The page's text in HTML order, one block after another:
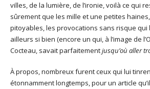
villes, de la lumière, de l’ironie, voilà ce qui
sûrement que les mille et une petites
pitoyables, les provocations sans risque
ailleurs si bien (encore un qui, à l’image de
Cocteau, savait parfaitementjusqu’où aller
À propos, nombreux furent ceux qui lui
étonnamment longtemps, pour un article